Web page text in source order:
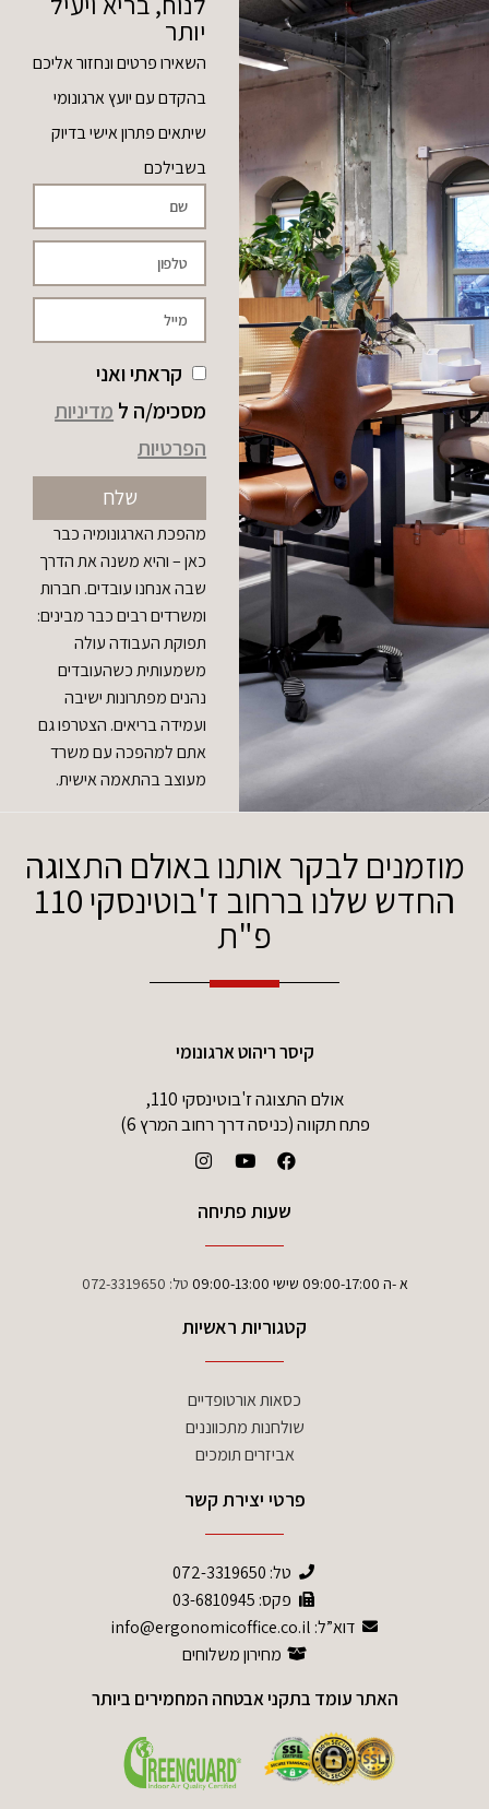
יותר
השאירו פרטים ונחזור אליכם
בהקדם עם יועץ ארגונומי
שיתאים פתרון אישי בדיוק
בשבילכם
קראתי ואני
מסכימ/ה ל מדיניות
הפרטיות
שלח
מהפכת הארגונומיה כבר
כאן – והיא משנה את הדרך
שבה אנחנו עובדים. חברות
ומשרדים רבים כבר מבינים:
תפוקת העבודה עולה
משמעותית כשהעובדים
נהנים מפתרונות ישיבה
ועמידה בריאים. הצטרפו גם
אתם למהפכה עם משרד
מעוצב בהתאמה אישית.
מוזמנים לבקר אותנו באולם התצוגה
החדש שלנו ברחוב ז'בוטינסקי 110
פ"ת
קיסר ריהוט ארגונומי
אולם התצוגה ז'בוטינסקי 110,
פתח תקווה (כניסה דרך רחוב המרץ 6)
שעות פתיחה
א -ה 09:00-17:00 שישי 09:00-13:00 טל: 072-3319650
קטגוריות ראשיות
כסאות אורטופדיים
שולחנות מתכווננים
אביזרים תומכים
פרטי יצירת קשר
טל: 072-3319650
פקס: 03-6810945
דוא”ל: info@ergonomicoffice.co.il
מחירון משלוחים
האתר עומד בתקני אבטחה המחמירים ביותר